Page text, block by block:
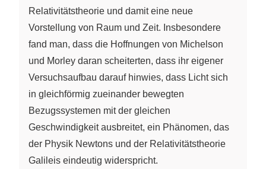
Relativitätstheorie und damit eine neue
Vorstellung von Raum und Zeit. Insbesondere
fand man, dass die Hoffnungen von Michelson
und Morley daran scheiterten, dass ihr eigener
Versuchsaufbau darauf hinwies, dass Licht sich
in gleichförmig zueinander bewegten
Bezugssystemen mit der gleichen
Geschwindigkeit ausbreitet, ein Phänomen, das
der Physik Newtons und der Relativitätstheorie
Galileis eindeutig widerspricht.